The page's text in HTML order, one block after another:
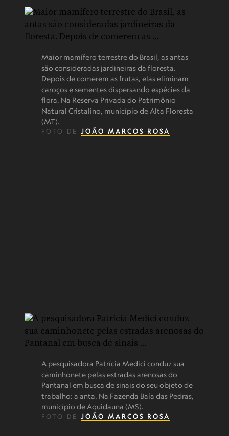
Maior mamífero terrestre do Brasil, as antas
são consideradas jardineiras da floresta.
Depois de comerem as frutas, elas eliminam
caroços e sementes dispersando espécies da
flora. Na Reserva Privada do Patrimônio
Natural Cristalino, município de Alta Floresta
(MT).
FOTO DE JOÃO MARCOS ROSA
A pesquisadora Patrícia Medici conduz sua
caminhonete pelas estradas arenosas do
Pantanal em busca de sinais do seu objeto de
trabalho: a anta. Na Fazenda Baía das Pedras,
município de Aquidauna (MS).
FOTO DE JOÃO MARCOS ROSA